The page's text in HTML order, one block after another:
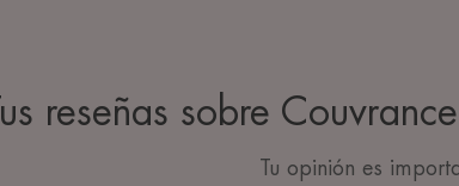
Tus reseñas sobre
Tu opinión es